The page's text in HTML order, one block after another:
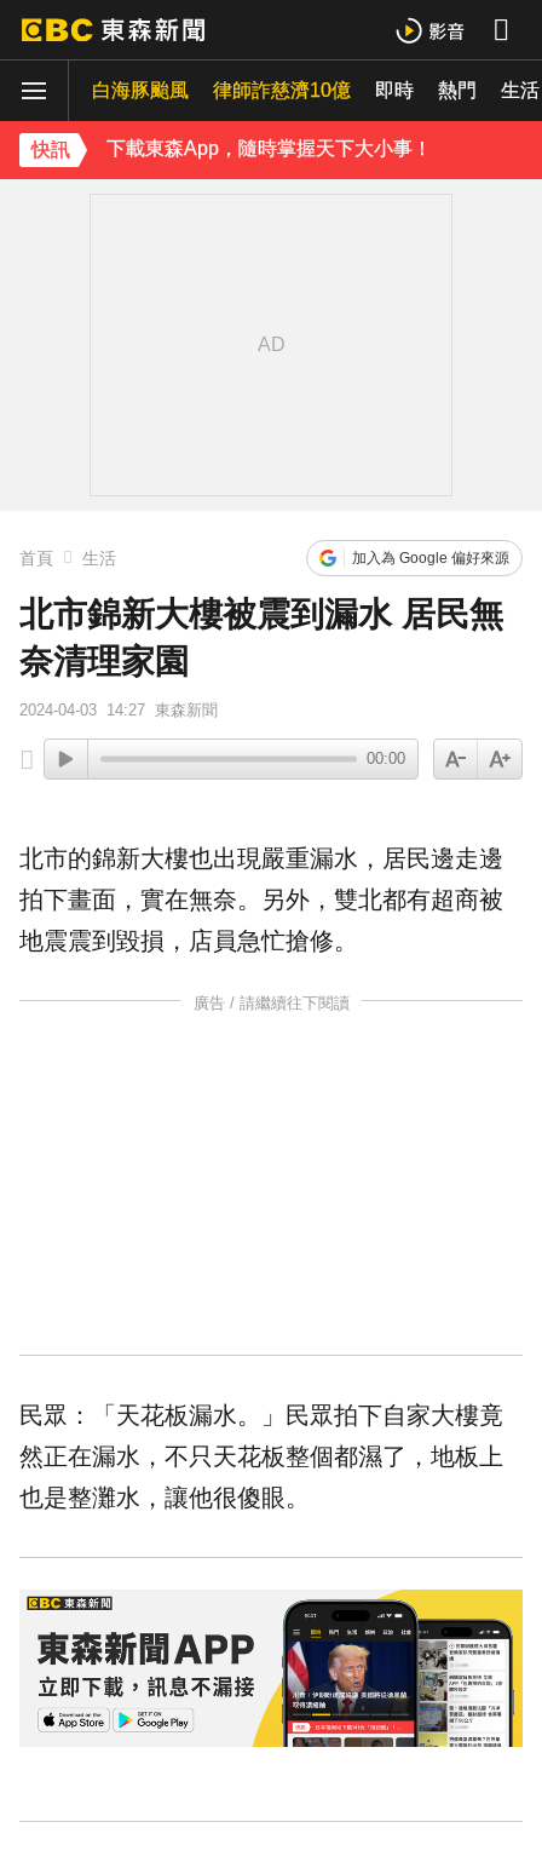
白海豚颱風 律師詐慈濟10億 即時 熱門 生活
快訊
下載東森App，隨時掌握天下大小事！
首頁 生活 加入為 Google 偏好來源
北市錦新大樓被震到漏水 居民無
奈清理家園
2024-04-03 14:27 東森新聞
00:00
北市的錦新大樓也出現嚴重漏水 ， 居民邊走邊
拍下畫面，實在無奈。另外，雙北都有超商被
地震震到毀損，店員急忙搶修。
廣告 / 請繼續往下閱讀
民眾：「天花板漏水。」民眾拍下自家大樓竟
然正在漏水，不只天花板整個都濕了，地板上
也是整灘水，讓他很傻眼。